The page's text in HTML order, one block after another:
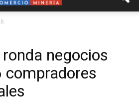
negocios
compradores